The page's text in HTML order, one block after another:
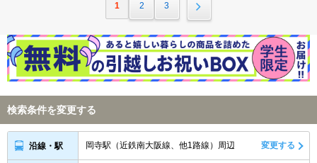
1 2 3
検索条件を変更する
沿線・駅 岡寺駅（近鉄南大阪線、他1路線）周辺 変更する